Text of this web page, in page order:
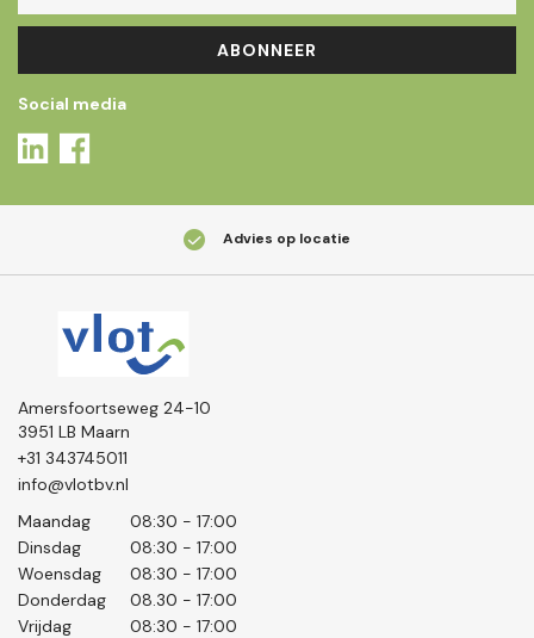
ABONNEER
Social media
Advies op locatie
Amersfoortseweg 24-10
3951 LB Maarn
+31 343745011
info@vlotbv.nl
Maandag
08:30 - 17:00
Dinsdag
08:30 - 17:00
Woensdag
08:30 - 17:00
Donderdag
08.30 - 17:00
Vrijdag
08:30 - 17:00